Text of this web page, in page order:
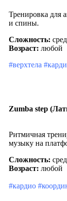
Тренировка для
и спины.
Сложность:
Возраст: любой
#верхтела
Zumba step
Ритмичная
музыку на
Сложность:
Возраст: любой
#кардио